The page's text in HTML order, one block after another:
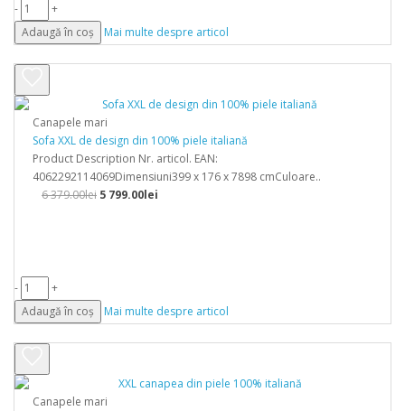
-
+
Adaugă în coș
Mai multe despre articol
Canapele mari
Sofa XXL de design din 100% piele italiană
Product Description Nr. articol. EAN:
4062292114069Dimensiuni399 x 176 x 7898 cmCuloare..
6 379.00lei 5 799.00lei
-
+
Adaugă în coș
Mai multe despre articol
Canapele mari